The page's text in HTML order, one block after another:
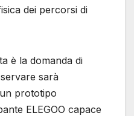
dei percorsi di
è la domanda di
sarà
prototipo
ELEGOO capace